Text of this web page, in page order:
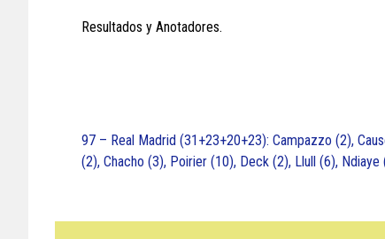
Resultados y Anotadores.
97 – Real Madrid (31+23+20+23): Campazzo (2),
(2), Chacho (3), Poirier (10), Deck (2), Llull (6), Ndiaye